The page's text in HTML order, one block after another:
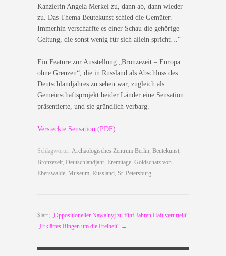
Kanzlerin Angela Merkel zu, dann ab, dann wieder
zu. Das Thema Beutekunst schied die Gemüter.
Immerhin verschaffte es einer Schau die gehörige
Geltung, die sonst wenig für sich allein spricht…“
Ein Feature zur Ausstellung „Bronzezeit – Europa
ohne Grenzen“, die in Russland als Abschluss des
Deutschlandjahres zu sehen war, zugleich als
Gemeinschaftsprojekt beider Länder eine Sensation
präsentierte, und sie gründlich verbarg.
Versteckte Sensation (PDF)
Schlagwörter: Archäologisches Zentrum Berlin, Beutekunst,
Bronzezeit, Deutschlandjahr, Eremitage, Goldschatz von
Eberswalde, Museum, Russland, St. Petersburg
$larr; „Oppositioneller Nawalnyj zu fünf Jahren Haft verurteilt“
„Erklärtes Ringen um die Freiheit“ →